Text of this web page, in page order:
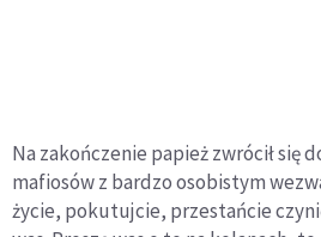
Na zakończenie papież zwrócił się
mafiosów z bardzo osobistym
życie, pokutujcie, przestańcie